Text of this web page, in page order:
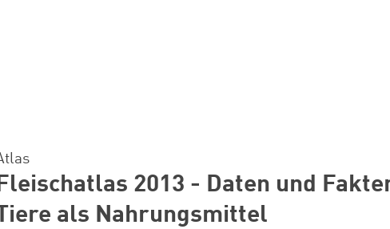
2013 - Daten und
als Nahrungsmittel